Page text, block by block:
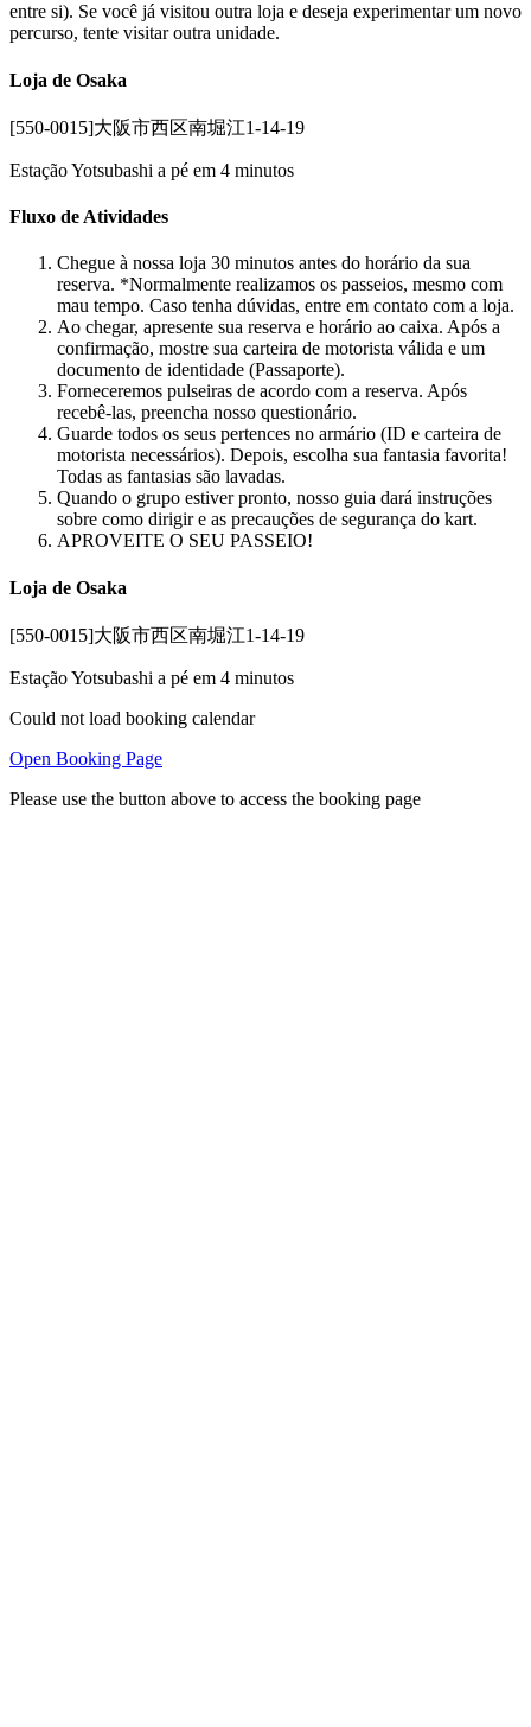
entre si). Se você já visitou outra loja e deseja experimentar um novo
percurso, tente visitar outra unidade.
Loja de Osaka
[550-0015]大阪市西区南堀江1-14-19
Estação Yotsubashi a pé em 4 minutos
Fluxo de Atividades
Chegue à nossa loja 30 minutos antes do horário da sua
reserva. *Normalmente realizamos os passeios, mesmo com
mau tempo. Caso tenha dúvidas, entre em contato com a loja.
Ao chegar, apresente sua reserva e horário ao caixa. Após a
confirmação, mostre sua carteira de motorista válida e um
documento de identidade (Passaporte).
Forneceremos pulseiras de acordo com a reserva. Após
recebê-las, preencha nosso questionário.
Guarde todos os seus pertences no armário (ID e carteira de
motorista necessários). Depois, escolha sua fantasia favorita!
Todas as fantasias são lavadas.
Quando o grupo estiver pronto, nosso guia dará instruções
sobre como dirigir e as precauções de segurança do kart.
APROVEITE O SEU PASSEIO!
Loja de Osaka
[550-0015]大阪市西区南堀江1-14-19
Estação Yotsubashi a pé em 4 minutos
Could not load booking calendar
Open Booking Page
Please use the button above to access the booking page